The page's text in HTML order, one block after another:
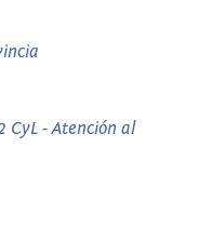
CyL - Atención al